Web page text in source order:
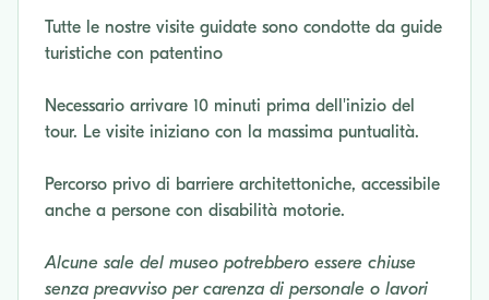
Tutte le nostre visite guidate sono condotte da guide
turistiche con patentino
Necessario arrivare 10 minuti prima dell'inizio del
tour. Le visite iniziano con la massima puntualità.
Percorso privo di barriere architettoniche, accessibile
anche a persone con disabilità motorie.
Alcune sale del museo potrebbero essere chiuse
senza preavviso per carenza di personale o lavori